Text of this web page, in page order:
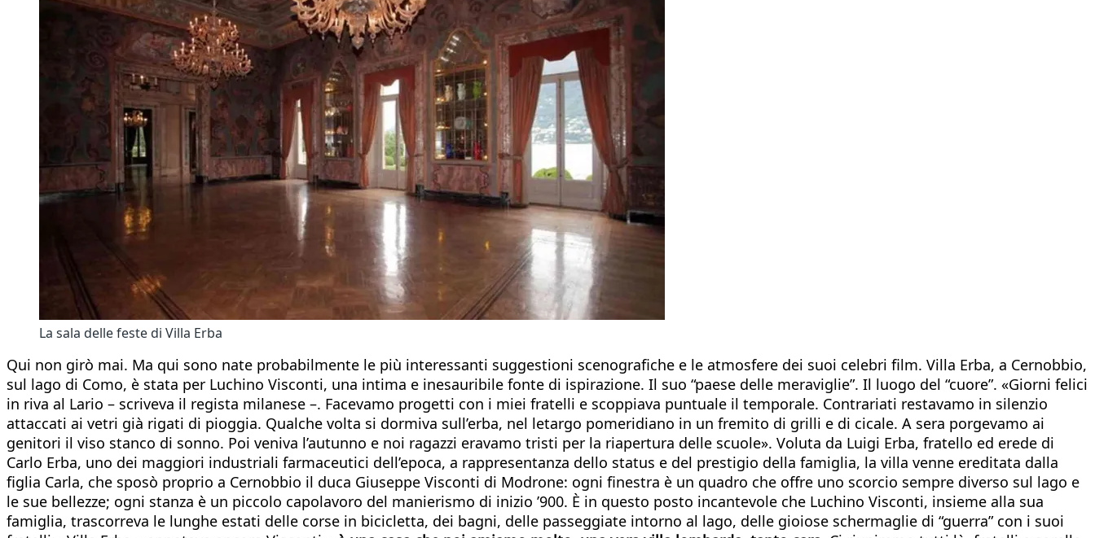
La sala delle feste di Villa Erba
Qui non girò mai. Ma qui sono nate probabilmente le più interessanti suggestioni scenografiche e le atmosfere dei suoi celebri film. Villa Erba, a Cernobbio,
sul lago di Como, è stata per Luchino Visconti, una intima e inesauribile fonte di ispirazione. Il suo “paese delle meraviglie”. Il luogo del “cuore”. «Giorni felici
in riva al Lario – scriveva il regista milanese –. Facevamo progetti con i miei fratelli e scoppiava puntuale il temporale. Contrariati restavamo in silenzio
attaccati ai vetri già rigati di pioggia. Qualche volta si dormiva sull’erba, nel letargo pomeridiano in un fremito di grilli e di cicale. A sera porgevamo ai
genitori il viso stanco di sonno. Poi veniva l’autunno e noi ragazzi eravamo tristi per la riapertura delle scuole». Voluta da Luigi Erba, fratello ed erede di
Carlo Erba, uno dei maggiori industriali farmaceutici dell’epoca, a rappresentanza dello status e del prestigio della famiglia, la villa venne ereditata dalla
figlia Carla, che sposò proprio a Cernobbio il duca Giuseppe Visconti di Modrone: ogni finestra è un quadro che offre uno scorcio sempre diverso sul lago e
le sue bellezze; ogni stanza è un piccolo capolavoro del manierismo di inizio ’900. È in questo posto incantevole che Luchino Visconti, insieme alla sua
famiglia, trascorreva le lunghe estati delle corse in bicicletta, dei bagni, delle passeggiate intorno al lago, delle gioiose schermaglie di “guerra” con i suoi